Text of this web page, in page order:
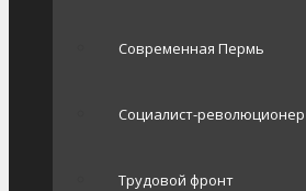
Современная Пермь
Социалист-революционер
Трудовой фронт